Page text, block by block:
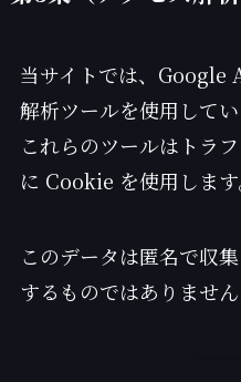
当サイトでは、Google
解析ツールを使用してい
これらのツールはトラ
に Cookie を使用します
このデータは匿名で収
するものではありません